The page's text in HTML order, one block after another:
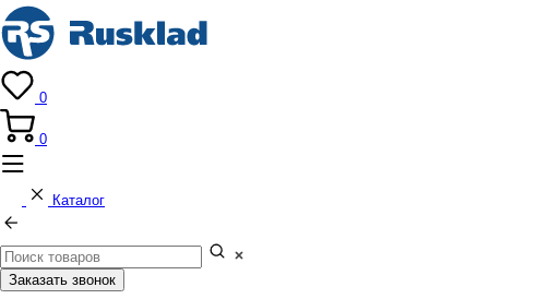
0
0
Каталог
Заказать звонок